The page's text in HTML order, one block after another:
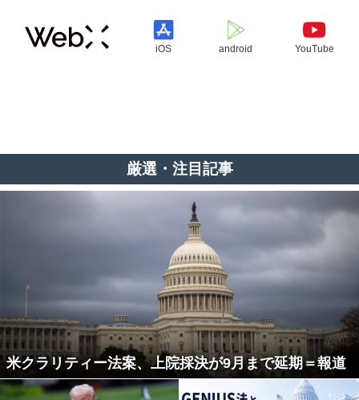
iOS android YouTube
厳選・注目記事
米クラリティー法案、上院採決が9月まで延期＝報道